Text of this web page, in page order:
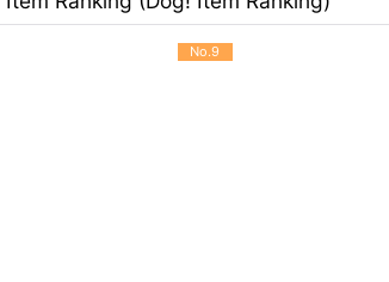
No.9